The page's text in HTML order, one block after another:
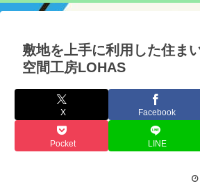
敷地を上手に利用した住ま
空間工房LOHAS
X Facebook
Pocket LINE